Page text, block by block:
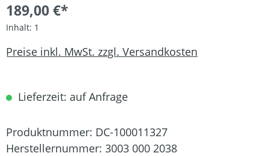
189,00 €*
Inhalt: 1
Preise inkl. MwSt. zzgl. Versandkosten
Lieferzeit: auf Anfrage
Produktnummer: DC-100011327
Herstellernummer: 3003 000 2038